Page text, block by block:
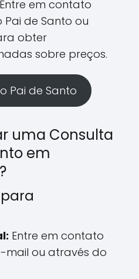
em contato
de Santo ou
obter
sobre preços.
Pai de Santo
uma Consulta
em
Entre em contato
mail ou através do